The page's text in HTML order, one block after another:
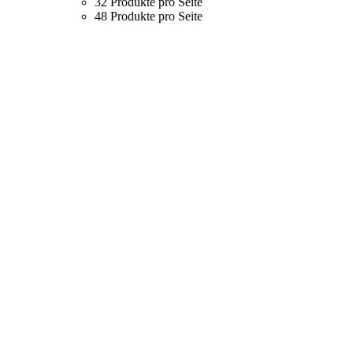
48 Produkte pro Seite